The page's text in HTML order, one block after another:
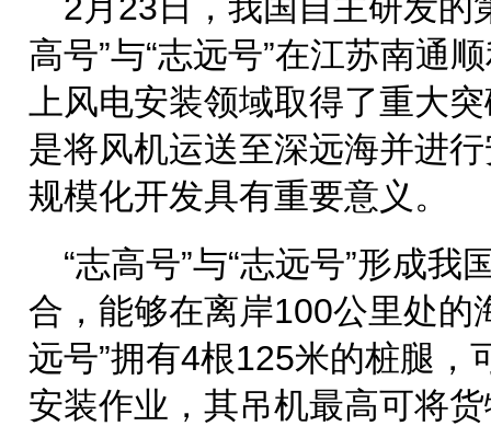
高号”与“志远号”在江苏南通
上风电安装领域取得了重大
是将风机运送至深远海并进
规模化开发具有重要意义。
“志高号”与“志远号”形成
合，能够在离岸100公里处的
远号”拥有4根125米的桩腿，
安装作业，其吊机最高可将